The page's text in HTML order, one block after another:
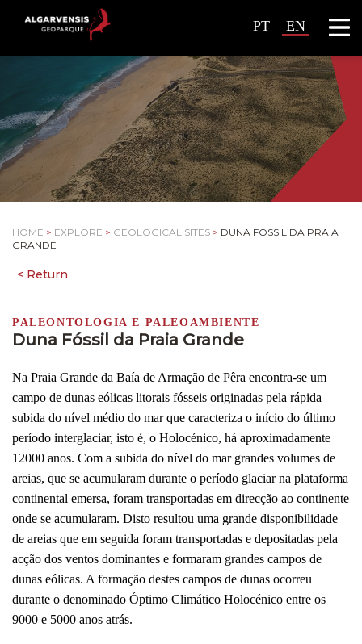
PT EN
HOME > EXPLORE > GEOLOGICAL SITES > DUNA FÓSSIL DA PRAIA
GRANDE
PALEONTOLOGIA E PALEOAMBIENTE
Duna Fóssil da Praia Grande
Na Praia Grande da Baía de Armação de Pêra encontra-se um
campo de dunas eólicas litorais fósseis originadas pela rápida
subida do nível médio do mar que caracteriza o início do último
período interglaciar, isto é, o Holocénico, há aproximadamente
12000 anos. Com a subida do nível do mar grandes volumes de
areias, que se acumularam durante o período glaciar na plataforma
continental emersa, foram transportadas em direcção ao continente
onde se acumularam. Disto resultou uma grande disponibilidade
de areias que em seguida foram transportadas e depositadas pela
acção dos ventos dominantes e formaram grandes campos de
dunas eólicas. A formação destes campos de dunas ocorreu
durante o denominado Óptimo Climático Holocénico entre os
9000 e 5000 anos atrás.